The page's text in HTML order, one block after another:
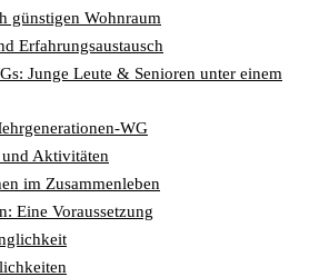
günstigen Wohnraum
Erfahrungsaustausch
Junge Leute & Senioren unter einem
WG
Aktivitäten
im Zusammenleben
Eine Voraussetzung